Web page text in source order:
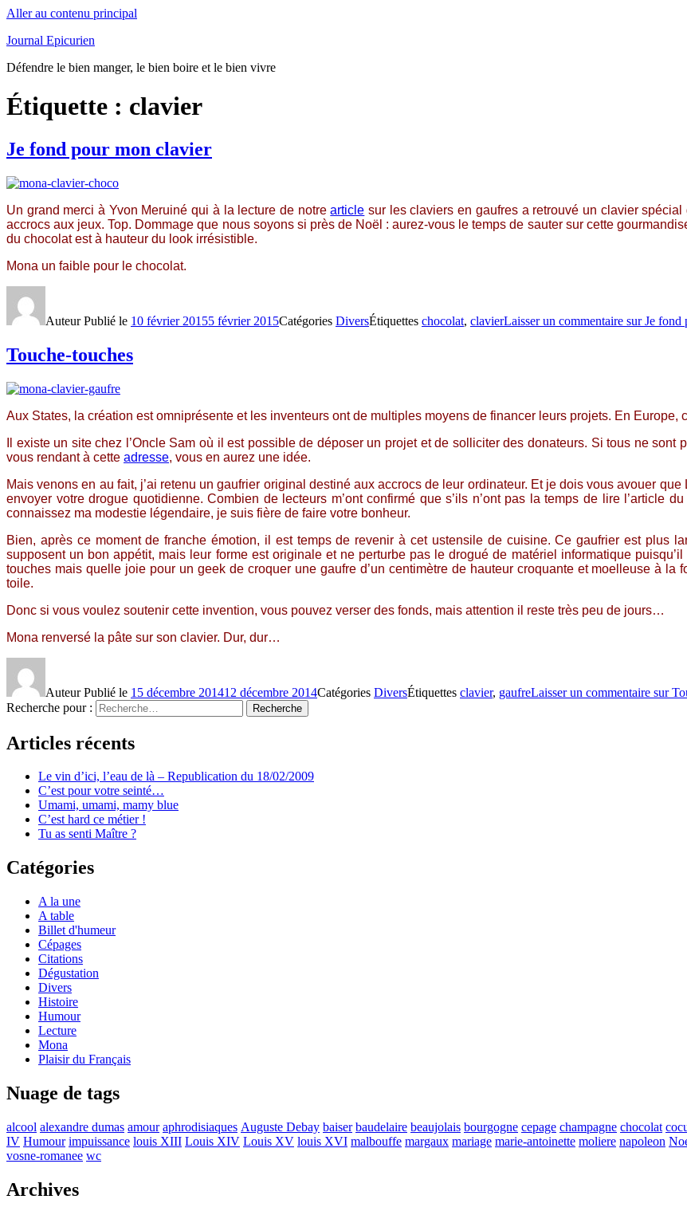
Aller au contenu principal
Journal Epicurien
Défendre le bien manger, le bien boire et le bien vivre
Étiquette : clavier
Je fond pour mon clavier
Un grand merci à Yvon Meruiné qui à la lecture de notrearticle sur les claviers en gaufres a retrouvé un clavier
accrocs aux jeux. Top. Dommage que nous soyons si près de Noël : aurez-vous le temps de sauter sur cette
du chocolat est à hauteur du look irrésistible.
Mona un faible pour le chocolat.
AuteurPublié le 10 février 20155 février 2015Catégories DiversÉtiquettes chocolat, clavierLaisser un commentaire sur Je fond
Touche-touches
Aux States, la création est omniprésente et les inventeurs ont de multiples moyens de financer leurs projets. En Europe,
Il existe un site chez l’Oncle Sam où il est possible de déposer un projet et de solliciter des donateurs. Si tous ne
vous rendant à cette adresse, vous en aurez une idée.
Mais venons en au fait, j’ai retenu un gaufrier original destiné aux accrocs de leur ordinateur. Et je dois vous avouer
envoyer votre drogue quotidienne. Combien de lecteurs m’ont confirmé que s’ils n’ont pas la temps de lire l’article
connaissez ma modestie légendaire, je suis fière de faire votre bonheur.
Bien, après ce moment de franche émotion, il est temps de revenir à cet ustensile de cuisine. Ce gaufrier est plus
supposent un bon appétit, mais leur forme est originale et ne perturbe pas le drogué de matériel informatique
touches mais quelle joie pour un geek de croquer une gaufre d’un centimètre de hauteur croquante et moelleuse à
toile.
Donc si vous voulez soutenir cette invention, vous pouvez verser des fonds, mais attention il reste très peu de jours…
Mona renversé la pâte sur son clavier. Dur, dur…
AuteurPublié le 15 décembre 201412 décembre 2014Catégories DiversÉtiquettes clavier, gaufreLaisser un commentaire sur
Recherche pour :
Recherche
Articles récents
Le vin d’ici, l’eau de là – Republication du 18/02/2009
C’est pour votre seinté…
Umami, umami, mamy blue
C’est hard ce métier !
Tu as senti Maître ?
Catégories
A la une
A table
Billet d'humeur
Cépages
Citations
Dégustation
Divers
Histoire
Humour
Lecture
Mona
Plaisir du Français
Nuage de tags
alcool alexandre dumas amour aphrodisiaques Auguste Debay baiser baudelaire beaujolais bourgogne cepage champagne chocolat
IV Humour impuissance louis XIII Louis XIV Louis XV louis XVI malbouffe margaux mariage marie-antoinette moliere napoleon
vosne-romanee wc
Archives